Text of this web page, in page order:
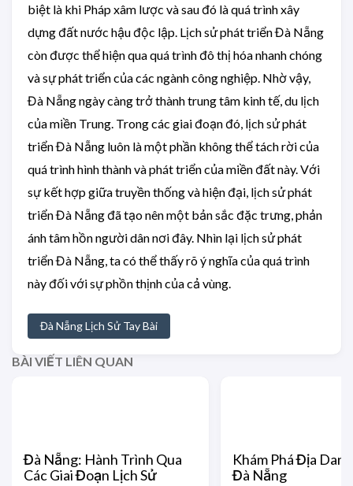
biệt là khi Pháp xâm lược và sau đó là quá trình xây
dựng đất nước hậu độc lập. Lịch sử phát triển Đà Nẵng
còn được thể hiện qua quá trình đô thị hóa nhanh chóng
và sự phát triển của các ngành công nghiệp. Nhờ vậy,
Đà Nẵng ngày càng trở thành trung tâm kinh tế, du lịch
của miền Trung. Trong các giai đoạn đó, lịch sử phát
triển Đà Nẵng luôn là một phần không thể tách rời của
quá trình hình thành và phát triển của miền đất này. Với
sự kết hợp giữa truyền thống và hiện đại, lịch sử phát
triển Đà Nẵng đã tạo nên một bản sắc đặc trưng, phản
ánh tâm hồn người dân nơi đây. Nhìn lại lịch sử phát
triển Đà Nẵng, ta có thể thấy rõ ý nghĩa của quá trình
này đối với sự phồn thịnh của cả vùng.
Đà Nẵng Lịch Sử Tay Bài
BÀI VIẾT LIÊN QUAN
Đà Nẵng: Hành Trình Qua
Các Giai Đoạn Lịch Sử
Khám Phá Địa
Đà Nẵng